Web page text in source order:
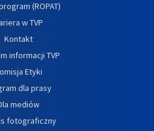
(ROPAT)
w TVP
Kontakt
informacji TVP
Etyki
dla prasy
mediów
fotograficzny